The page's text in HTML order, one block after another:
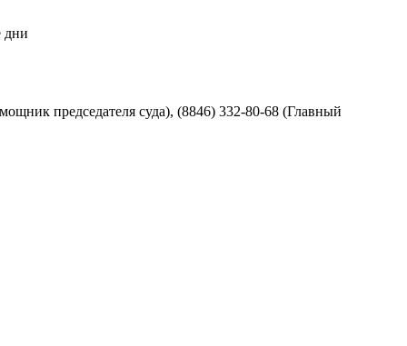
дни
председателя суда), (8846) 332-80-68 (Главный